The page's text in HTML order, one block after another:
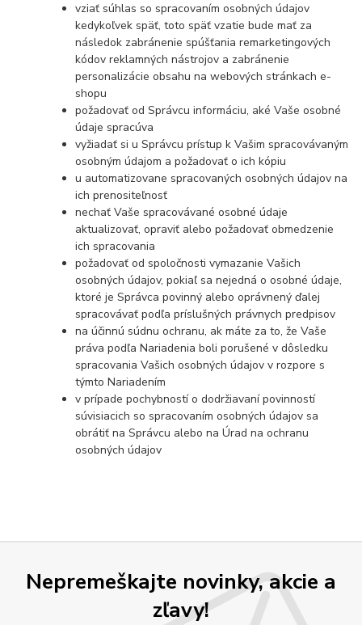
vziať súhlas so spracovaním osobných údajov
kedykoľvek späť, toto späť vzatie bude mať za
následok zabránenie spúšťania remarketingových
kódov reklamných nástrojov a zabránenie
personalizácie obsahu na webových stránkach e-
shopu
požadovať od Správcu informáciu, aké Vaše osobné
údaje spracúva
vyžiadať si u Správcu prístup k Vašim spracovávaným
osobným údajom a požadovať o ich kópiu
u automatizovane spracovaných osobných údajov na
ich prenositeľnosť
nechať Vaše spracovávané osobné údaje
aktualizovať, opraviť alebo požadovať obmedzenie
ich spracovania
požadovať od spoločnosti vymazanie Vašich
osobných údajov, pokiaľ sa nejedná o osobné údaje,
ktoré je Správca povinný alebo oprávnený ďalej
spracovávať podľa príslušných právnych predpisov
na účinnú súdnu ochranu, ak máte za to, že Vaše
práva podľa Nariadenia boli porušené v dôsledku
spracovania Vašich osobných údajov v rozpore s
týmto Nariadením
v prípade pochybností o dodržiavaní povinností
súvisiacich so spracovaním osobných údajov sa
obrátiť na Správcu alebo na Úrad na ochranu
osobných údajov
Nepremeškajte novinky, akcie a
zľavy!